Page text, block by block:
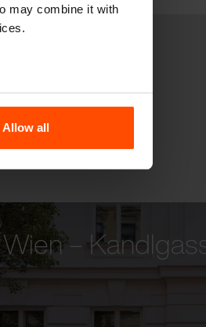
may combine it with
Allow all
Wien –